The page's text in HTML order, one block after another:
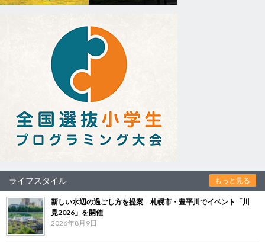
ライフスタイル もっと見る
新しい水辺の過ごし方を提案 札幌市・豊平川でイベント「川
見2026」を開催
2026年8月9日